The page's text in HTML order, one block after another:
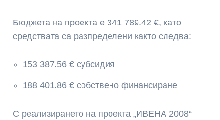
Бюджета на проекта е 341 789.42 €, като
средствата са разпределени както следва:
153 387.56 € субсидия
188 401.86 € собствено финансиране
С реализирането на проекта „ИВЕНА 2008“